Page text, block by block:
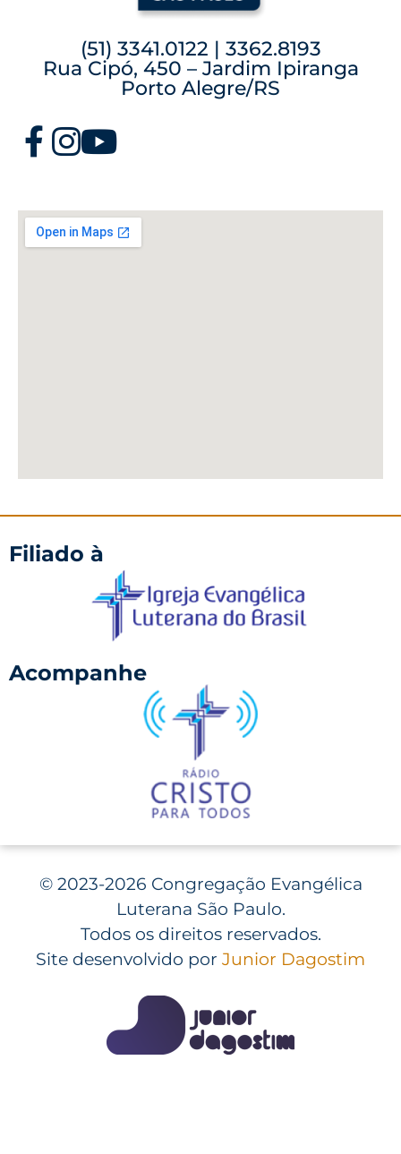
(51) 3341.0122 | 3362.8193
Rua Cipó, 450 – Jardim Ipiranga
Porto Alegre/RS
Filiado à
Acompanhe
©2023-2026 Congregação Evangélica
Luterana São Paulo.
Todos os direitos reservados.
Site desenvolvido por Junior Dagostim